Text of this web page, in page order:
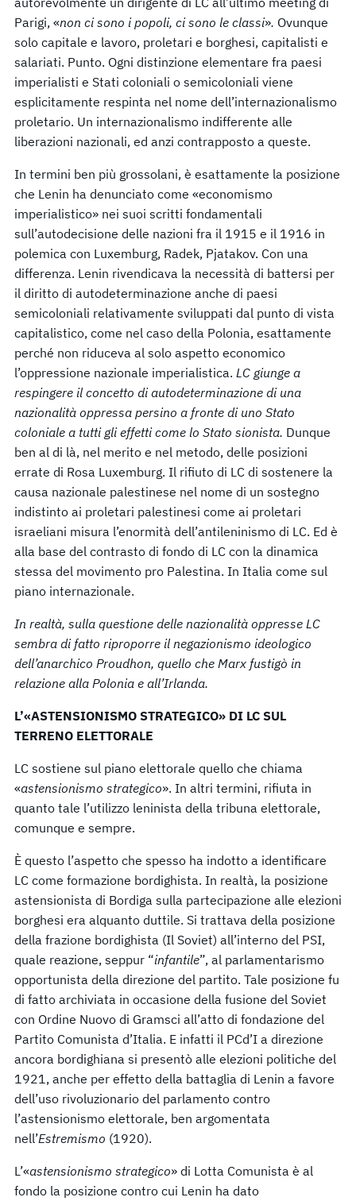
Parigi, «non ci sono i popoli, ci sono le classi». Ovunque
solo capitale e lavoro, proletari e borghesi, capitalisti e
salariati. Punto. Ogni distinzione elementare fra paesi
imperialisti e Stati coloniali o semicoloniali viene
esplicitamente respinta nel nome dell’internazionalismo
proletario. Un internazionalismo indifferente alle
liberazioni nazionali, ed anzi contrapposto a queste.
In termini ben più grossolani, è esattamente la posizione
che Lenin ha denunciato come «economismo
imperialistico» nei suoi scritti fondamentali
sull’autodecisione delle nazioni fra il 1915 e il 1916 in
polemica con Luxemburg, Radek, Pjatakov. Con una
differenza. Lenin rivendicava la necessità di battersi per
il diritto di autodeterminazione anche di paesi
semicoloniali relativamente sviluppati dal punto di vista
capitalistico, come nel caso della Polonia, esattamente
perché non riduceva al solo aspetto economico
l’oppressione nazionale imperialistica. LC giunge a
respingere il concetto di autodeterminazione di una
nazionalità oppressa persino a fronte di uno Stato
coloniale a tutti gli effetti come lo Stato sionista. Dunque
ben al di là, nel merito e nel metodo, delle posizioni
errate di Rosa Luxemburg. Il rifiuto di LC di sostenere la
causa nazionale palestinese nel nome di un sostegno
indistinto ai proletari palestinesi come ai proletari
israeliani misura l’enormità dell’antileninismo di LC. Ed è
alla base del contrasto di fondo di LC con la dinamica
stessa del movimento pro Palestina. In Italia come sul
piano internazionale.
In realtà, sulla questione delle nazionalità oppresse LC
sembra di fatto riproporre il negazionismo ideologico
dell’anarchico Proudhon, quello che Marx fustigò in
relazione alla Polonia e all’Irlanda.
L’«ASTENSIONISMO STRATEGICO» DI LC SUL
TERRENO ELETTORALE
LC sostiene sul piano elettorale quello che chiama
«astensionismo strategico». In altri termini, rifiuta in
quanto tale l’utilizzo leninista della tribuna elettorale,
comunque e sempre.
È questo l’aspetto che spesso ha indotto a identificare
LC come formazione bordighista. In realtà, la posizione
astensionista di Bordiga sulla partecipazione alle elezioni
borghesi era alquanto duttile. Si trattava della posizione
della frazione bordighista (Il Soviet) all’interno del PSI,
quale reazione, seppur “infantile”, al parlamentarismo
opportunista della direzione del partito. Tale posizione fu
di fatto archiviata in occasione della fusione del Soviet
con Ordine Nuovo di Gramsci all’atto di fondazione del
Partito Comunista d’Italia. E infatti il PCd’I a direzione
ancora bordighiana si presentò alle elezioni politiche del
1921, anche per effetto della battaglia di Lenin a favore
dell’uso rivoluzionario del parlamento contro
l’astensionismo elettorale, ben argomentata
nell’Estremismo (1920).
L’«astensionismo strategico» di Lotta Comunista è al
fondo la posizione contro cui Lenin ha dato